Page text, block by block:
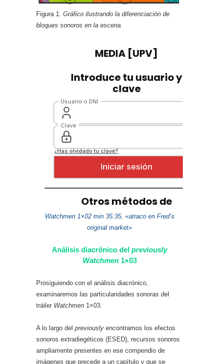
Figura 1. Gráfico ilustrando la diferenciación de
bloques sonoros en la escena
Watchmen 1×02 min 35:35, «atraco en Fred’s
original market»
Análisis diacrónico del previously
Watchmen 1×03
Prosiguiendo con el análisis diacrónico,
examinaremos las particularidades sonoras del
tráiler Watchmen 1×03.
A lo largo del previously encontramos los efectos
sonoros extradiegéticos (ESED), recursos sonoros
ampliamente presentes en ese compendio de
imágenes que precede a un capítulo y que se